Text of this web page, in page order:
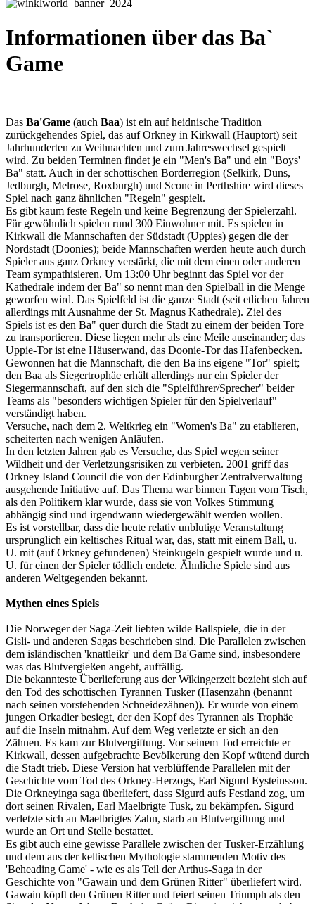
Informationen über das Ba`
Game
Das Ba'Game (auch Baa) ist ein auf heidnische Tradition
zurückgehendes Spiel, das auf Orkney in Kirkwall (Hauptort) seit
Jahrhunderten zu Weihnachten und zum Jahreswechsel gespielt
wird. Zu beiden Terminen findet je ein "Men's Ba" und ein "Boys'
Ba" statt. Auch in der schottischen Borderregion (Selkirk, Duns,
Jedburgh, Melrose, Roxburgh) und Scone in Perthshire wird dieses
Spiel nach ganz ähnlichen "Regeln" gespielt.
Es gibt kaum feste Regeln und keine Begrenzung der Spielerzahl.
Für gewöhnlich spielen rund 300 Einwohner mit. Es spielen in
Kirkwall die Mannschaften der Südstadt (Uppies) gegen die der
Nordstadt (Doonies); beide Mannschaften werden heute auch durch
Spieler aus ganz Orkney verstärkt, die mit dem einen oder anderen
Team sympathisieren. Um 13:00 Uhr beginnt das Spiel vor der
Kathedrale indem der Ba" so nennt man den Spielball in die Menge
geworfen wird. Das Spielfeld ist die ganze Stadt (seit etlichen Jahren
allerdings mit Ausnahme der St. Magnus Kathedrale). Ziel des
Spiels ist es den Ba" quer durch die Stadt zu einem der beiden Tore
zu transportieren. Diese liegen mehr als eine Meile auseinander; das
Uppie-Tor ist eine Häuserwand, das Doonie-Tor das Hafenbecken.
Gewonnen hat die Mannschaft, die den Ba ins eigene "Tor" spielt;
den Baa als Siegertrophäe erhält allerdings nur ein Spieler der
Siegermannschaft, auf den sich die "Spielführer/Sprecher" beider
Teams als "besonders wichtigen Spieler für den Spielverlauf"
verständigt haben.
Versuche, nach dem 2. Weltkrieg ein "Women's Ba" zu etablieren,
scheiterten nach wenigen Anläufen.
In den letzten Jahren gab es Versuche, das Spiel wegen seiner
Wildheit und der Verletzungsrisiken zu verbieten. 2001 griff das
Orkney Island Council die von der Edinburgher Zentralverwaltung
ausgehende Initiative auf. Das Thema war binnen Tagen vom Tisch,
als den Politikern klar wurde, dass sie von Volkes Stimmung
abhängig sind und irgendwann wiedergewählt werden wollen.
Es ist vorstellbar, dass die heute relativ unblutige Veranstaltung
ursprünglich ein keltisches Ritual war, das, statt mit einem Ball, u.
U. mit (auf Orkney gefundenen) Steinkugeln gespielt wurde und u.
U. für einen der Spieler tödlich endete. Ähnliche Spiele sind aus
anderen Weltgegenden bekannt.
Mythen eines Spiels
Die Norweger der Saga-Zeit liebten wilde Ballspiele, die in der
Gisli- und anderen Sagas beschrieben sind. Die Parallelen zwischen
dem isländischen 'knattleikr' und dem Ba'Game sind, insbesondere
was das Blutvergießen angeht, auffällig.
Die bekannteste Überlieferung aus der Wikingerzeit bezieht sich auf
den Tod des schottischen Tyrannen Tusker (Hasenzahn (benannt
nach seinen vorstehenden Schneidezähnen)). Er wurde von einem
jungen Orkadier besiegt, der den Kopf des Tyrannen als Trophäe
auf die Inseln mitnahm. Auf dem Weg verletzte er sich an den
Zähnen. Es kam zur Blutvergiftung. Vor seinem Tod erreichte er
Kirkwall, dessen aufgebrachte Bevölkerung den Kopf wütend durch
die Stadt trieb. Diese Version hat verblüffende Parallelen mit der
Geschichte vom Tod des Orkney-Herzogs, Earl Sigurd Eysteinsson.
Die Orkneyinga saga überliefert, dass Sigurd aufs Festland zog, um
dort seinen Rivalen, Earl Maelbrigte Tusk, zu bekämpfen. Sigurd
verletzte sich an Maelbrigtes Zahn, starb an Blutvergiftung und
wurde an Ort und Stelle bestattet.
Es gibt auch eine gewisse Parallele zwischen der Tusker-Erzählung
und dem aus der keltischen Mythologie stammenden Motiv des
'Beheading Game' - wie es als Teil der Arthus-Saga in der
Geschichte von "Gawain und dem Grünen Ritter" überliefert wird.
Gawain köpft den Grünen Ritter und feiert seinen Triumph als den